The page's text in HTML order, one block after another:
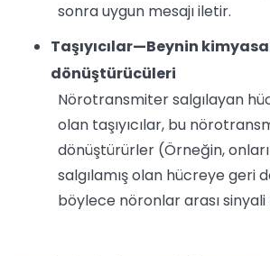
sonra uygun mesajı iletir.
Taşıyıcılar—Beynin
dönüştürücüleri
Nörotransmiter salgılayan
olan taşıyıcılar, bu
dönüştürürler (Örneğin,
salgılamış olan hücreye geri
böylece nöronlar arası